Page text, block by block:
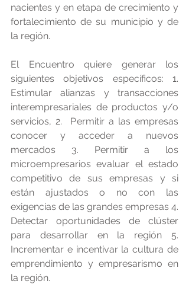
nacientes y en etapa de crecimiento y
fortalecimiento de su municipio y de
la región.
El Encuentro quiere generar los
siguientes objetivos específicos: 1.
Estimular alianzas y transacciones
interempresariales de productos y/o
servicios, 2.  Permitir a las empresas
conocer y acceder a nuevos
mercados 3. Permitir a los
microempresarios evaluar el estado
competitivo de sus empresas y si
están ajustados o no con las
exigencias de las grandes empresas 4.
Detectar oportunidades de clúster
para desarrollar en la región 5.
Incrementar e incentivar la cultura de
emprendimiento y empresarismo en
la región.